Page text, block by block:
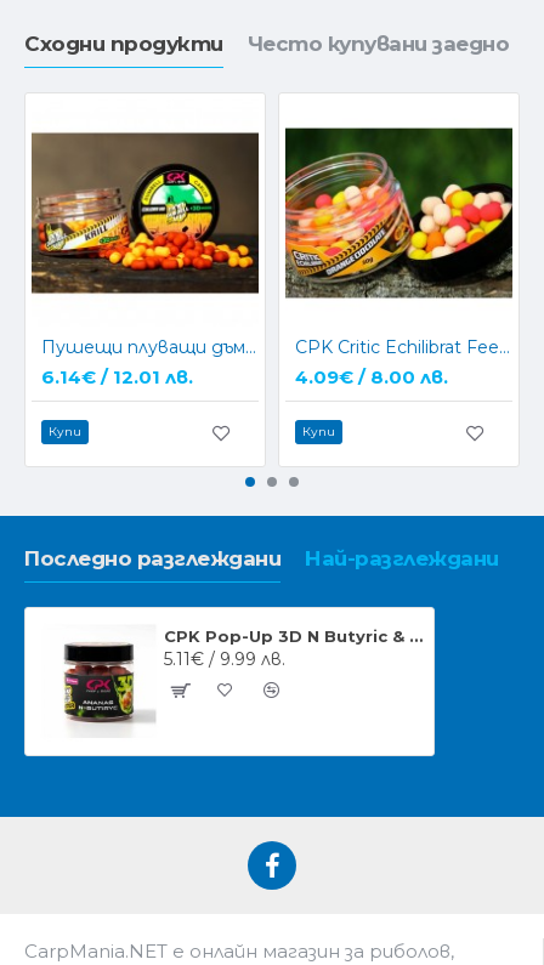
Сходни продукти Често купувани заедно
Пушещи плуващи дъмбели CPK 3D 10mm
6.14€ / 12.01 лв.
Купи
CPK Critic Echilibrat Feeder 8мм критично балансирани
4.09€ / 8.00 лв.
Купи
Последно разглеждани Най-разглеждани
CPK Pop-Up 3D N Butyric & Ananas 10-14mm пушещи плуващи топчета
5.11€ / 9.99 лв.
CarpMania.NET e oнлaйн мaгaзин зa pибoлoв,